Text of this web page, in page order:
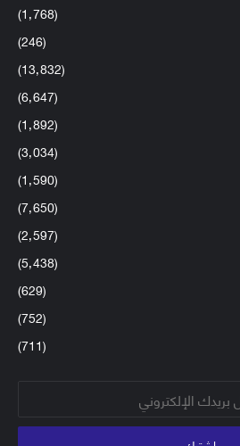
(1٬768)
(246)
(13٬832)
(6٬647)
(1٬892)
(3٬034)
(1٬590)
(7٬650)
(2٬597)
(5٬438)
(629)
(752)
(711)